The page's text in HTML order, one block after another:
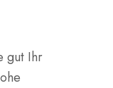
gut Ihr